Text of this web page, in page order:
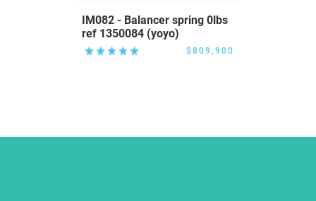
IM082 - Balancer spring 0lbs
ref 1350084 (yoyo)
$809,900